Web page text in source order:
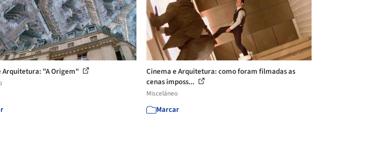
Arquitetura: "A Origem"
Cinema e Arquitetura: como foram filmadas as
cenas imposs...
Misceláneo
Marcar